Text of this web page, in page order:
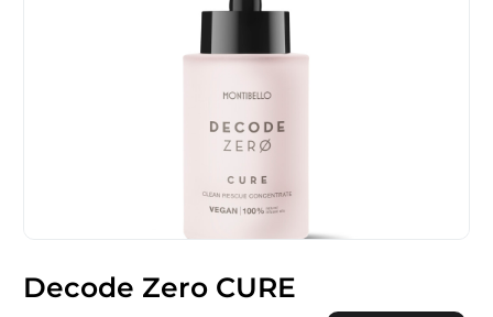
Decode Zero CURE